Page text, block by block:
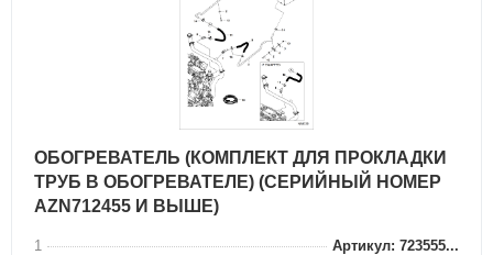
ОБОГРЕВАТЕЛЬ (КОМПЛЕКТ ДЛЯ ПРОКЛАДКИ
ТРУБ В ОБОГРЕВАТЕЛЕ) (СЕРИЙНЫЙ НОМЕР
AZN712455 И ВЫШЕ)
1
Артикул: 723555...